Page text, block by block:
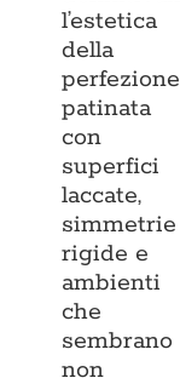
l’estetica
della
perfezione
patinata
con
superfici
laccate,
simmetrie
rigide e
ambienti
che
sembrano
non